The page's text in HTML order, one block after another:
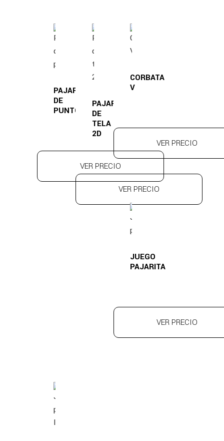
PAJARITA
DE
PUNTO
VER PRECIO
PAJARITA
DE
TELA
2D
VER PRECIO
CORBATA
V
VER PRECIO
JUEGO
PAJARITA
VER PRECIO